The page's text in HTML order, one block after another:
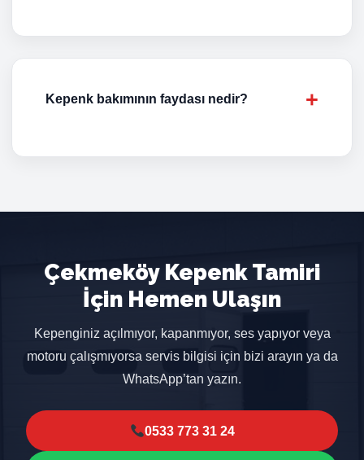
Kepenk bakımının faydası nedir?
Çekmeköy Kepenk Tamiri
İçin Hemen Ulaşın
Kepenginiz açılmıyor, kapanmıyor, ses yapıyor veya
motoru çalışmıyorsa servis bilgisi için bizi arayın ya da
WhatsApp’tan yazın.
0533 773 31 24